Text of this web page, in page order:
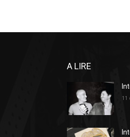
A LIRE
11